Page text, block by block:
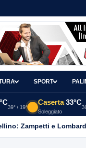
SPORT
39° / 19°
Caserta 33°C
Soleggiato
Zampetti e